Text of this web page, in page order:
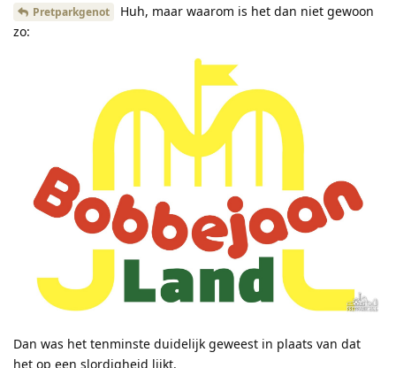
Pretparkgenot
Huh, maar waarom is het dan niet gewoon
zo:
Dan was het tenminste duidelijk geweest in plaats van dat
het op een slordigheid lijkt.